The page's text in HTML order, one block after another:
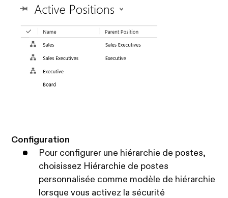
Configuration
Pour configurer une hiérarchie de postes,
choisissez Hiérarchie de postes
personnalisée comme modèle de hiérarchie
lorsque vous activez la sécurité